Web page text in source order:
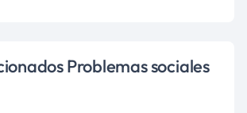
Problemas sociales